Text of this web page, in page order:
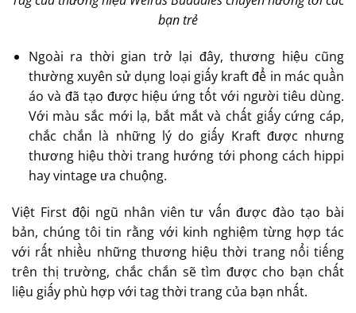
bạn trẻ
Ngoài ra thời gian trở lại đây, thương hiệu cũng
thường xuyên sử dụng loại giấy kraft để in mác quần
áo và đã tạo được hiệu ứng tốt với người tiêu dùng.
Với màu sắc mới lạ, bắt mắt và chất giấy cứng cáp,
chắc chắn là những lý do giấy Kraft được nhưng
thương hiệu thời trang hướng tới phong cách hippi
hay vintage ưa chuộng.
Việt First đội ngũ nhân viên tư vấn được đào tạo bài
bản, chúng tôi tin rằng với kinh nghiệm từng hợp tác
với rất nhiều những thương hiệu thời trang nổi tiếng
trên thị trường, chắc chắn sẽ tìm được cho bạn chất
liệu giấy phù hợp với tag thời trang của bạn nhất.